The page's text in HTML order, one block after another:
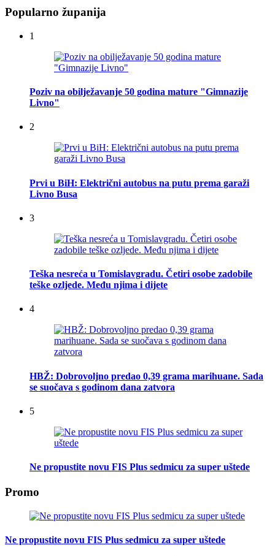
Popularno županija
1
Poziv na obilježavanje 50 godina mature "Gimnazije
Livno"
2
Prvi u BiH: Električni autobus na putu prema garaži
Livno Busa
3
Teška nesreća u Tomislavgradu. Četiri osobe zadobile
teške ozljede. Među njima i dijete
4
HBŽ: Dobrovoljno predao 0,39 grama marihuane. Sada
se suočava s godinom dana zatvora
5
Ne propustite novu FIS Plus sedmicu za super uštede
Promo
Ne propustite novu FIS Plus sedmicu za super uštede